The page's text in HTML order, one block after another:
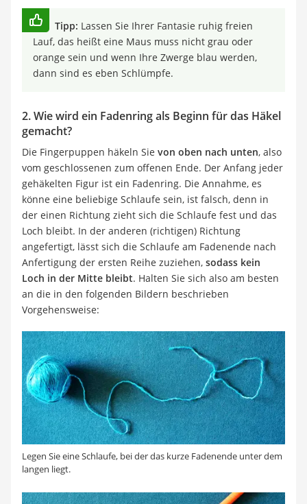
Tipp: Lassen Sie Ihrer Fantasie ruhig freien
Lauf, das heißt eine Maus muss nicht grau oder
orange sein und wenn Ihre Zwerge blau werden,
dann sind es eben Schlümpfe.
2. Wie wird ein Fadenring als Beginn für das Häkel
gemacht?
Die Fingerpuppen häkeln Sie von oben nach unten, also
vom geschlossenen zum offenen Ende. Der Anfang jeder
gehäkelten Figur ist ein Fadenring. Die Annahme, es
könne eine beliebige Schlaufe sein, ist falsch, denn in
der einen Richtung zieht sich die Schlaufe fest und das
Loch bleibt. In der anderen (richtigen) Richtung
angefertigt, lässt sich die Schlaufe am Fadenende nach
Anfertigung der ersten Reihe zuziehen, sodass kein
Loch in der Mitte bleibt. Halten Sie sich also am besten
an die in den folgenden Bildern beschrieben
Vorgehensweise:
Legen Sie eine Schlaufe, bei der das kurze Fadenende unter dem
langen liegt.